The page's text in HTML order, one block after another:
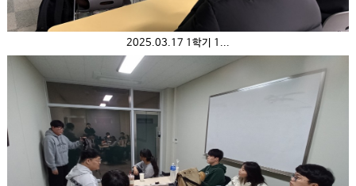
2025.03.17 1학기 1...